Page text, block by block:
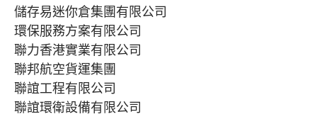
儲存易迷你倉集團有限公司
環保服務方案有限公司
聯力香港實業有限公司
聯邦航空貨運集團
聯誼工程有限公司
聯誼環衛設備有限公司